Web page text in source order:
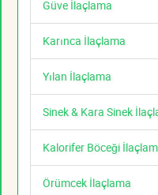
Güve İlaçlama
Karınca İlaçlama
Yılan İlaçlama
Sinek & Kara Sinek
Kalorifer Böceği
Örümcek İlaçlama